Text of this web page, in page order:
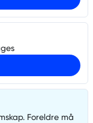
Foreldre må